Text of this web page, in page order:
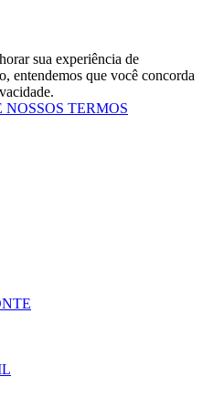
sua experiência de
entendemos que você concorda
NOSSOS TERMOS